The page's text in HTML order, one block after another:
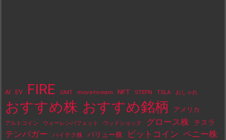
AI EV FIRE GMT move-to-earn NFT STEPN TSLA おしゃれ
おすすめ株 おすすめ銘柄 アメリカ
アルトコイン ウォーレンバフェット ウッドショック グロース株 テスラ
テンバガー ハイテク株 バリュー株 ビットコイン ペニー株